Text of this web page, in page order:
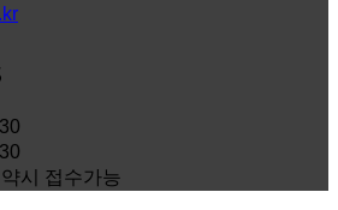
시 접수가능